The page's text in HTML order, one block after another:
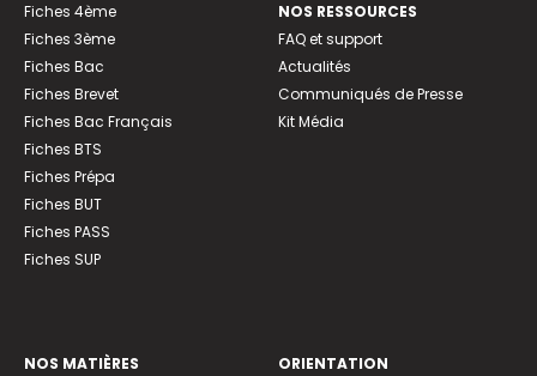
Fiches 4ème
Fiches 3ème
Fiches Bac
Fiches Brevet
Fiches Bac Français
Fiches BTS
Fiches Prépa
Fiches BUT
Fiches PASS
Fiches SUP
NOS RESSOURCES
FAQ et support
Actualités
Communiqués de Presse
Kit Média
NOS MATIÈRES
ORIENTATION